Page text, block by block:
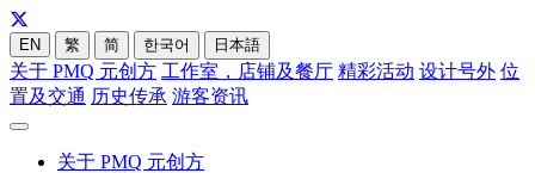
EN 繁 简 한국어 日本語
关于 PMQ 元创方 工作室，店铺及餐厅 精彩活动 设计号外 位
置及交通 历史传承 游客资讯
关于 PMQ 元创方